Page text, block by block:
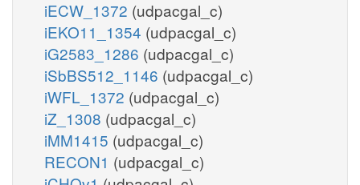
iECW_1372 (udpacgal_c)
iEKO11_1354 (udpacgal_c)
iG2583_1286 (udpacgal_c)
iSbBS512_1146 (udpacgal_c)
iWFL_1372 (udpacgal_c)
iZ_1308 (udpacgal_c)
iMM1415 (udpacgal_c)
RECON1 (udpacgal_c)